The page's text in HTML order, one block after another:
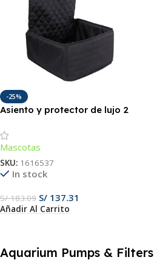
-25%
Asiento y protector de lujo 2
Mascotas
SKU: 1616537
In stock
S/183.09 S/ 137.31
Añadir Al Carrito
Aquarium Pumps & Filters